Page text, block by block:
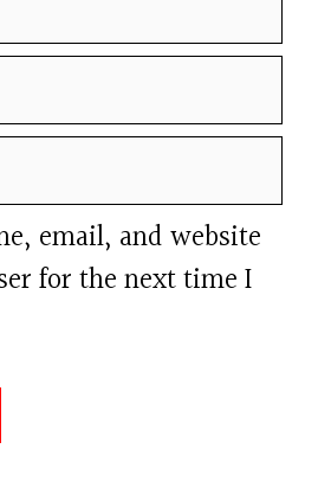
email, and website
for the next time I